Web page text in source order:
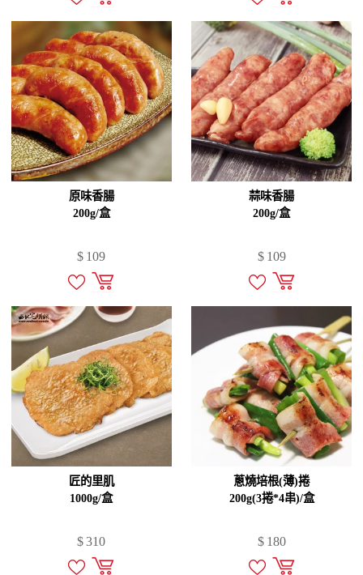
原味香腸
200g/盒
$ 109
蒜味香腸
200g/盒
$ 109
匠的里肌
1000g/盒
$310
蔥燒培根(薄)捲
200g(3捲*4串)/盒
$ 180